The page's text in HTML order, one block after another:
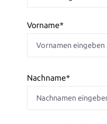
Vorname*
Nachname*